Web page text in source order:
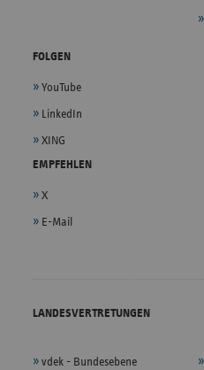
FOLGEN
YouTube
LinkedIn
XING
EMPFEHLEN
X
E-Mail
LANDESVERTRETUNGEN
vdek - Bundesebene